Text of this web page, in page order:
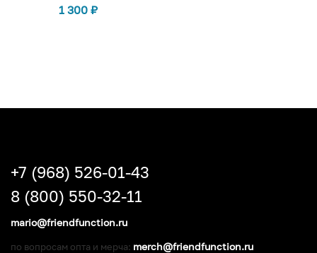
1 300 ₽
+7 (968) 526-01-43
8 (800) 550-32-11
mario@friendfunction.ru
по вопросам опта и мерча: merch@friendfunction.ru